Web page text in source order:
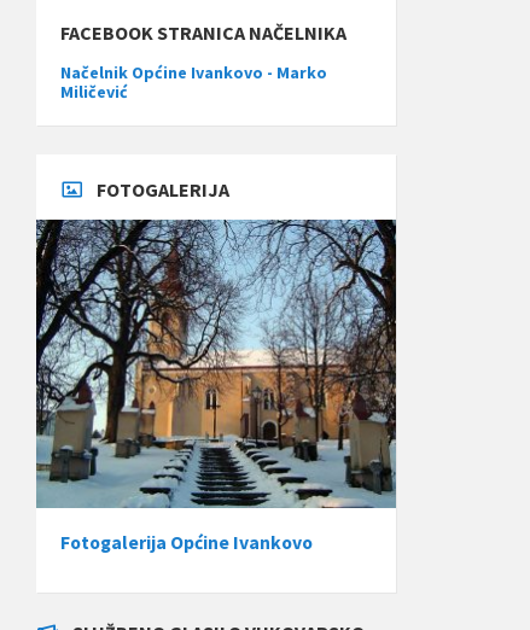
FACEBOOK STRANICA NAČELNIKA
Načelnik Općine Ivankovo - Marko
Miličević
FOTOGALERIJA
Fotogalerija Općine Ivankovo